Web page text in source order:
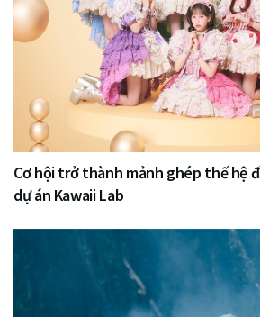
Cơ hội trở thành mảnh ghép thế hệ
dự án Kawaii Lab